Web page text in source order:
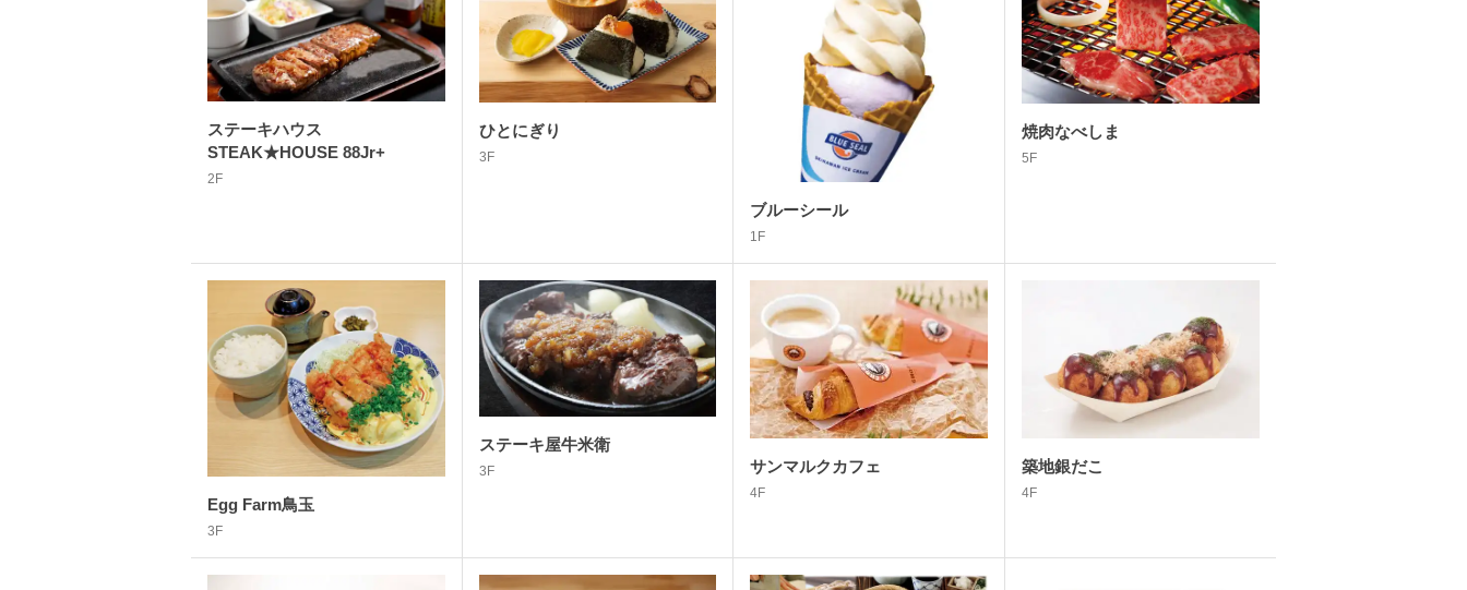
ステーキハウス
STEAK★HOUSE 88Jr+
2F
ひとにぎり
3F
ブルーシール
1F
焼肉なべしま
5F
Egg Farm鳥玉
3F
ステーキ屋牛米衛
3F サンマルクカフェ
4F
築地銀だこ
4F